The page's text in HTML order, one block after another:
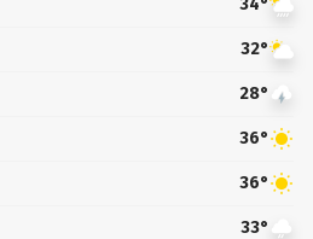
34°
32°
28°
36°
36°
33°